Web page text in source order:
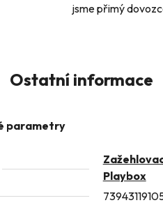
jsme přimý
Ostatní informace
parametry
Playbox